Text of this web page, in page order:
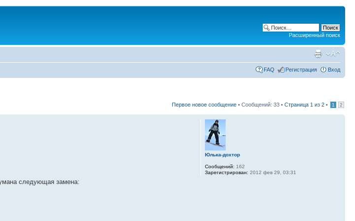
Расширенный поиск
FAQ Регистрация Вход
Первое новое сообщение • Сообщений: 33 • Страница 1 из 2 • 1 2
следующая замена:
Юлька-дохтор
Сообщений: 162
Зарегистрирован: 2012 фев 29, 03:31